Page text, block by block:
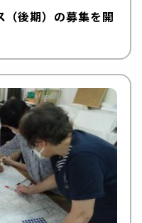
後期）の募集を開